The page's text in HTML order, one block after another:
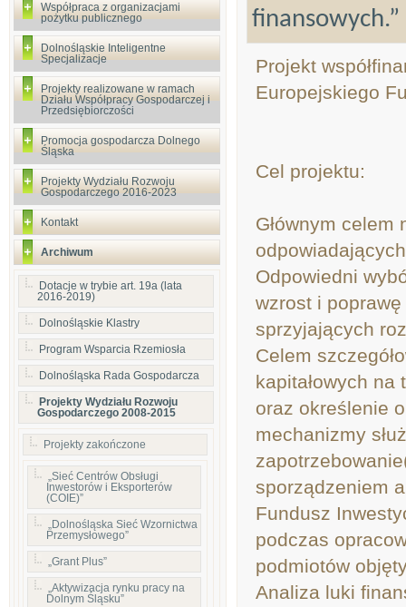
Współpraca z organizacjami
pożytku publicznego
Dolnośląskie Inteligentne
Specjalizacje
Projekty realizowane w ramach
Działu Współpracy Gospodarczej i
Przedsiębiorczości
Promocja gospodarcza Dolnego
Śląska
Projekty Wydziału Rozwoju
Gospodarczego 2016-2023
Kontakt
Archiwum
Dotacje w trybie art. 19a (lata
2016-2019)
Dolnośląskie Klastry
Program Wsparcia Rzemiosła
Dolnośląska Rada Gospodarcza
Projekty Wydziału Rozwoju
Gospodarczego 2008-2015
Projekty zakończone
„Sieć Centrów Obsługi
Inwestorów i Eksporterów
(COIE)”
„Dolnośląska Sieć Wzornictwa
Przemysłowego”
„Grant Plus”
„Aktywizacja rynku pracy na
Dolnym Śląsku”
finansowych.”
Projekt
Europejskiego
Cel projektu:
Głównym
Odpowiedni
wzrost i
sprzyjających
Celem
kapitałowych
oraz określenie
mechanizmy
sporządzeniem
Fundusz
podczas
podmiotów
Analiza luki